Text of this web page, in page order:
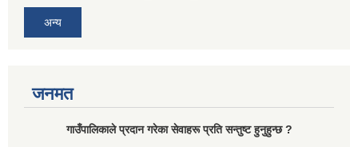
अन्य
जनमत
गाउँपालिकाले प्रदान गरेका सेवाहरू प्रति सन्तुष्ट हुनुहुन्छ ?